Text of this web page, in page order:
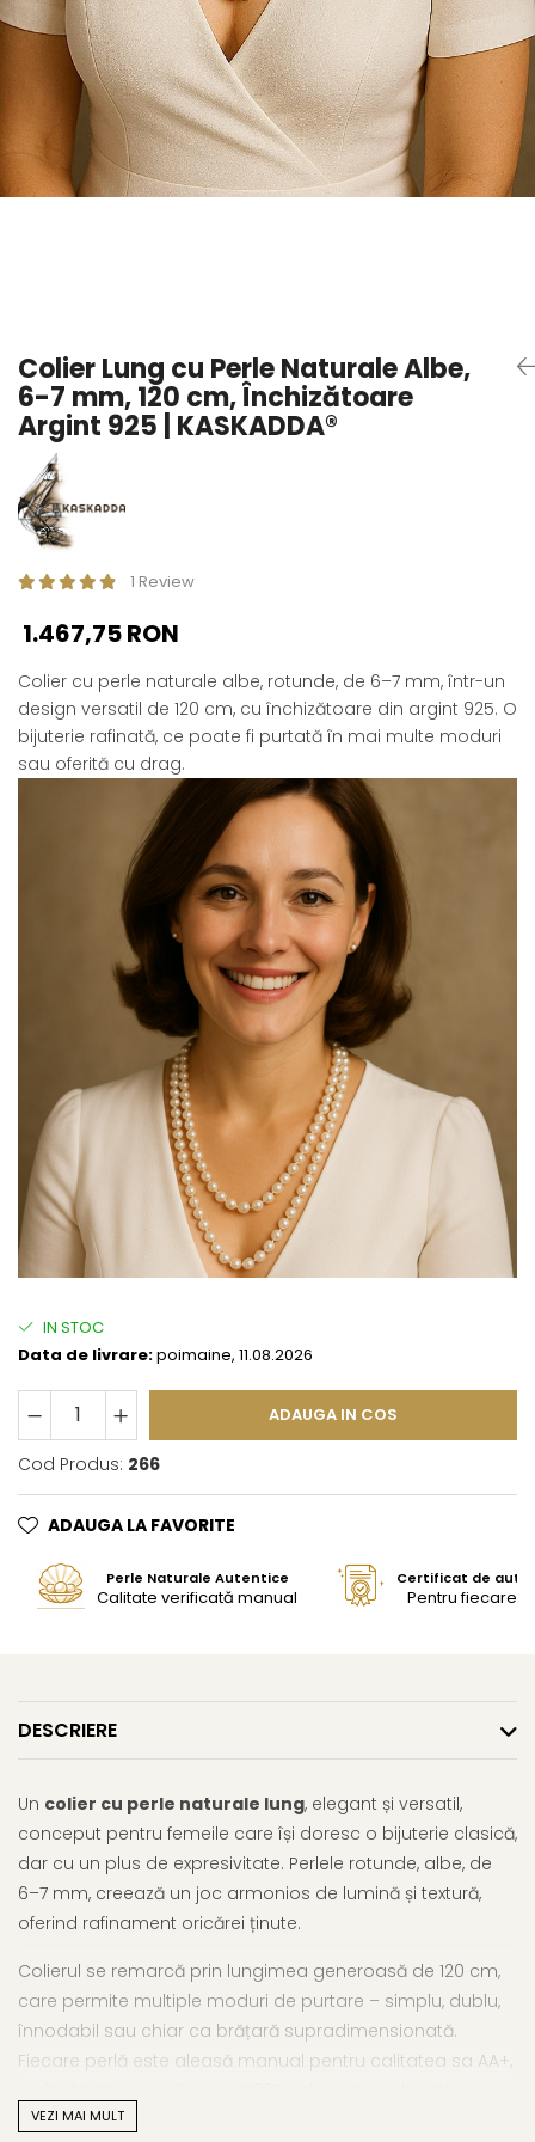
Seturi Perle cu Argint
Brățări cu Perle
Pandantive cu Perle
Brose cu Perle
Colier Lung cu Perle Naturale Albe,
6-7 mm, 120 cm, Închizătoare
Argint 925 | KASKADDA®
1 Review
1.467,75 RON
Colier cu perle naturale albe, rotunde, de 6–7 mm, într-un
design versatil de 120 cm, cu închizătoare din argint 925. O
bijuterie rafinată, ce poate fi purtată în mai multe moduri
sau oferită cu drag.
IN STOC
Data de livrare:poimaine, 11.08.2026
ADAUGA IN COS
Cod Produs: 266
ADAUGA LA FAVORITE
Perle Naturale Autentice
Calitate verificată manual
Certificat de
Pentru fiecare
DESCRIERE
Un colier cu perle naturale lung, elegant și versatil,
conceput pentru femeile care își doresc o bijuterie clasică,
dar cu un plus de expresivitate. Perlele rotunde, albe, de
6–7 mm, creează un joc armonios de lumină și textură,
oferind rafinament oricărei ținute.
Colierul se remarcă prin lungimea generoasă de 120 cm,
care permite multiple moduri de purtare – simplu, dublu,
înnodabil sau chiar ca brățară supradimensionată.
Fiecare perlă este aleasă manual pentru calitatea sa AA+,
siguranță și eleganță, completând perfect designul.
VEZI MAI MULT